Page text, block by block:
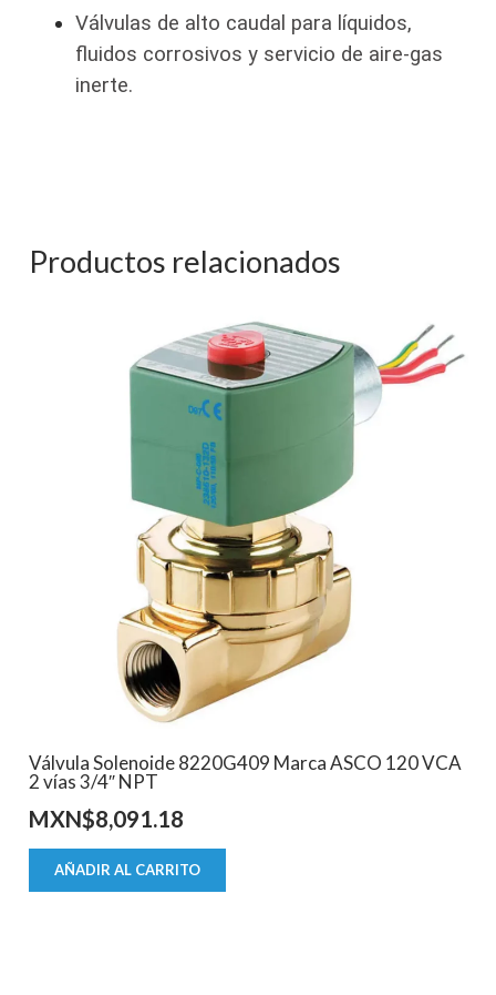
Válvulas de alto caudal para líquidos,
fluidos corrosivos y servicio de aire-gas
inerte.
Productos relacionados
Válvula Solenoide 8220G409 Marca ASCO 120 VCA
2 vías 3/4″ NPT
MXN$8,091.18
AÑADIR AL CARRITO